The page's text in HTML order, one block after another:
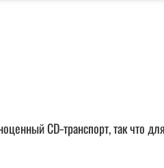
CD‑транспорт, так что